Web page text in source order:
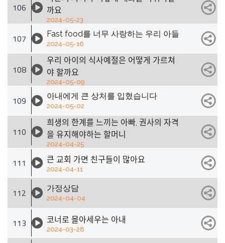
106
까요
2024-05-23
107 Fast food를 너무 사랑하는 우리 아들
2024-05-16
108
우리 아이의 식사예절은 어떻게 가르쳐
야 할까요
2024-05-09
109 아내에게 큰 상처를 입혔습니다
2024-05-02
110
희생의 한계를 느끼는 아빠, 권사의 자격
을 유지해야하는 할머니
2024-04-25
111 큰 교회 가면 친구들이 많아요
2024-04-11
112 가정상담
2024-04-04
113 코너로 몰아세우는 아내
2024-03-28